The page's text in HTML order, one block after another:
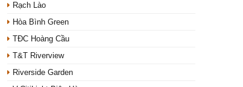
Rạch Lào
Hòa Bình Green
TĐC Hoàng Cầu
T&T Riverview
Riverside Garden